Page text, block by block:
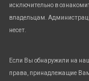
исключительно в
владельцам.
несет.
Если Вы обнаружили на
права, принадлежащие